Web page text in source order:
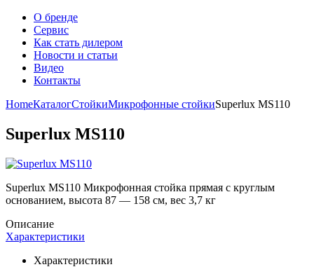
О бренде
Сервис
Как стать дилером
Новости и статьи
Видео
Контакты
HomeКаталогСтойкиМикрофонные стойкиSuperlux MS110
Superlux MS110
Superlux MS110 Микрофонная стойка прямая с круглым
основанием, высота 87 — 158 см, вес 3,7 кг
Описание
Характеристики
Характеристики